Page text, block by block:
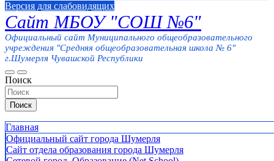
Версия для слабовидящих
Сайт МБОУ "СОШ №6"
Официальный сайт Муниципального общеобразовательного
учреждения "Средняя общеобразовательная школа № 6"
г.Шумерля Чувашской Республики
Поиск
Поиск
Главная
Официальный сайт города Шумерля
Сайт отдела образования города Шумерля